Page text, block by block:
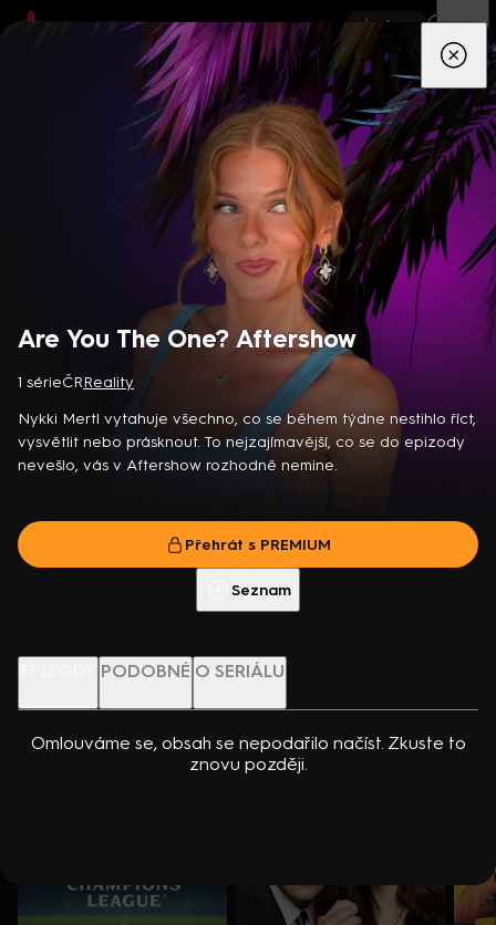
App
Děti Zprávy Novinky Živě
Are You The One? Aftershow
1 sérieČRReality
Nykki Mertl vytahuje všechno, co se během týdne nestihlo říct,
vysvětlit nebo prásknout. To nejzajímavější, co se do epizody
nevešlo, vás v Aftershow rozhodně nemine.
Přehrát s PREMIUM
Seznam
PODOBNÉ O SERIÁLU
Omlouváme se, obsah se nepodařilo načíst. Zkuste to
znovu později.
Detektiv Karl Alberg přijíždí do přímořského městečka Gibsons,
aby zde převzal vedení místní policie a začal nový život po
bolestivém rozvodu. Společně se svým týmem odhaluje temná
tajemství, která narušují poklidnou atmosféru komunity a
Kreuková, R. Sutherland, A. Douglas, M. Loweová, S.
Spracklinová a další
8 epizod
Přehrát ukázku
Přehrát s PREMIUM
Více info